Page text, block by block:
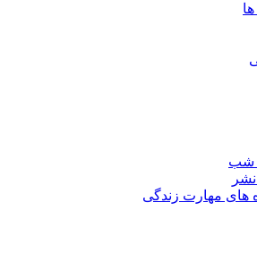
شب
نشر
های مهارت زندگی